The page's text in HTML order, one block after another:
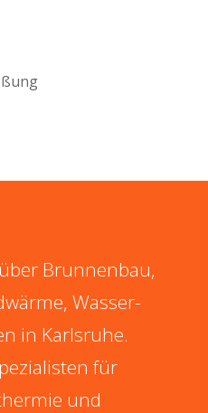
Brunnenbau,
Wasser-
in Karlsruhe.
für
und